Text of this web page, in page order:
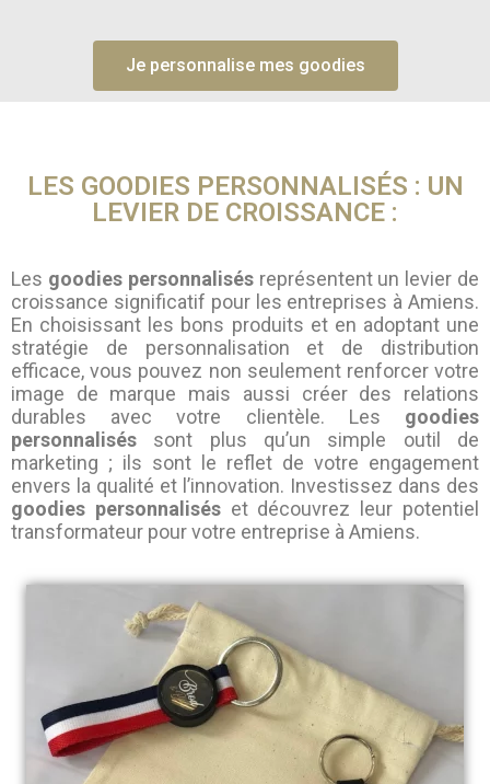
Je personnalise mes goodies
LES GOODIES PERSONNALISÉS : UN
LEVIER DE CROISSANCE :
Les goodies personnalisésreprésentent un levier de
croissance significatif pour les entreprises à Amiens.
En choisissant les bons produits et en adoptant une
stratégie de personnalisation et de distribution
efficace, vous pouvez non seulement renforcer votre
image de marque mais aussi créer des relations
durables avec votre clientèle. Les goodies
personnalisés sont plus qu’un simple outil de
marketing ; ils sont le reflet de votre engagement
envers la qualité et l’innovation. Investissez dans des
goodies personnaliséset découvrez leur potentiel
transformateur pour votre entreprise à Amiens.